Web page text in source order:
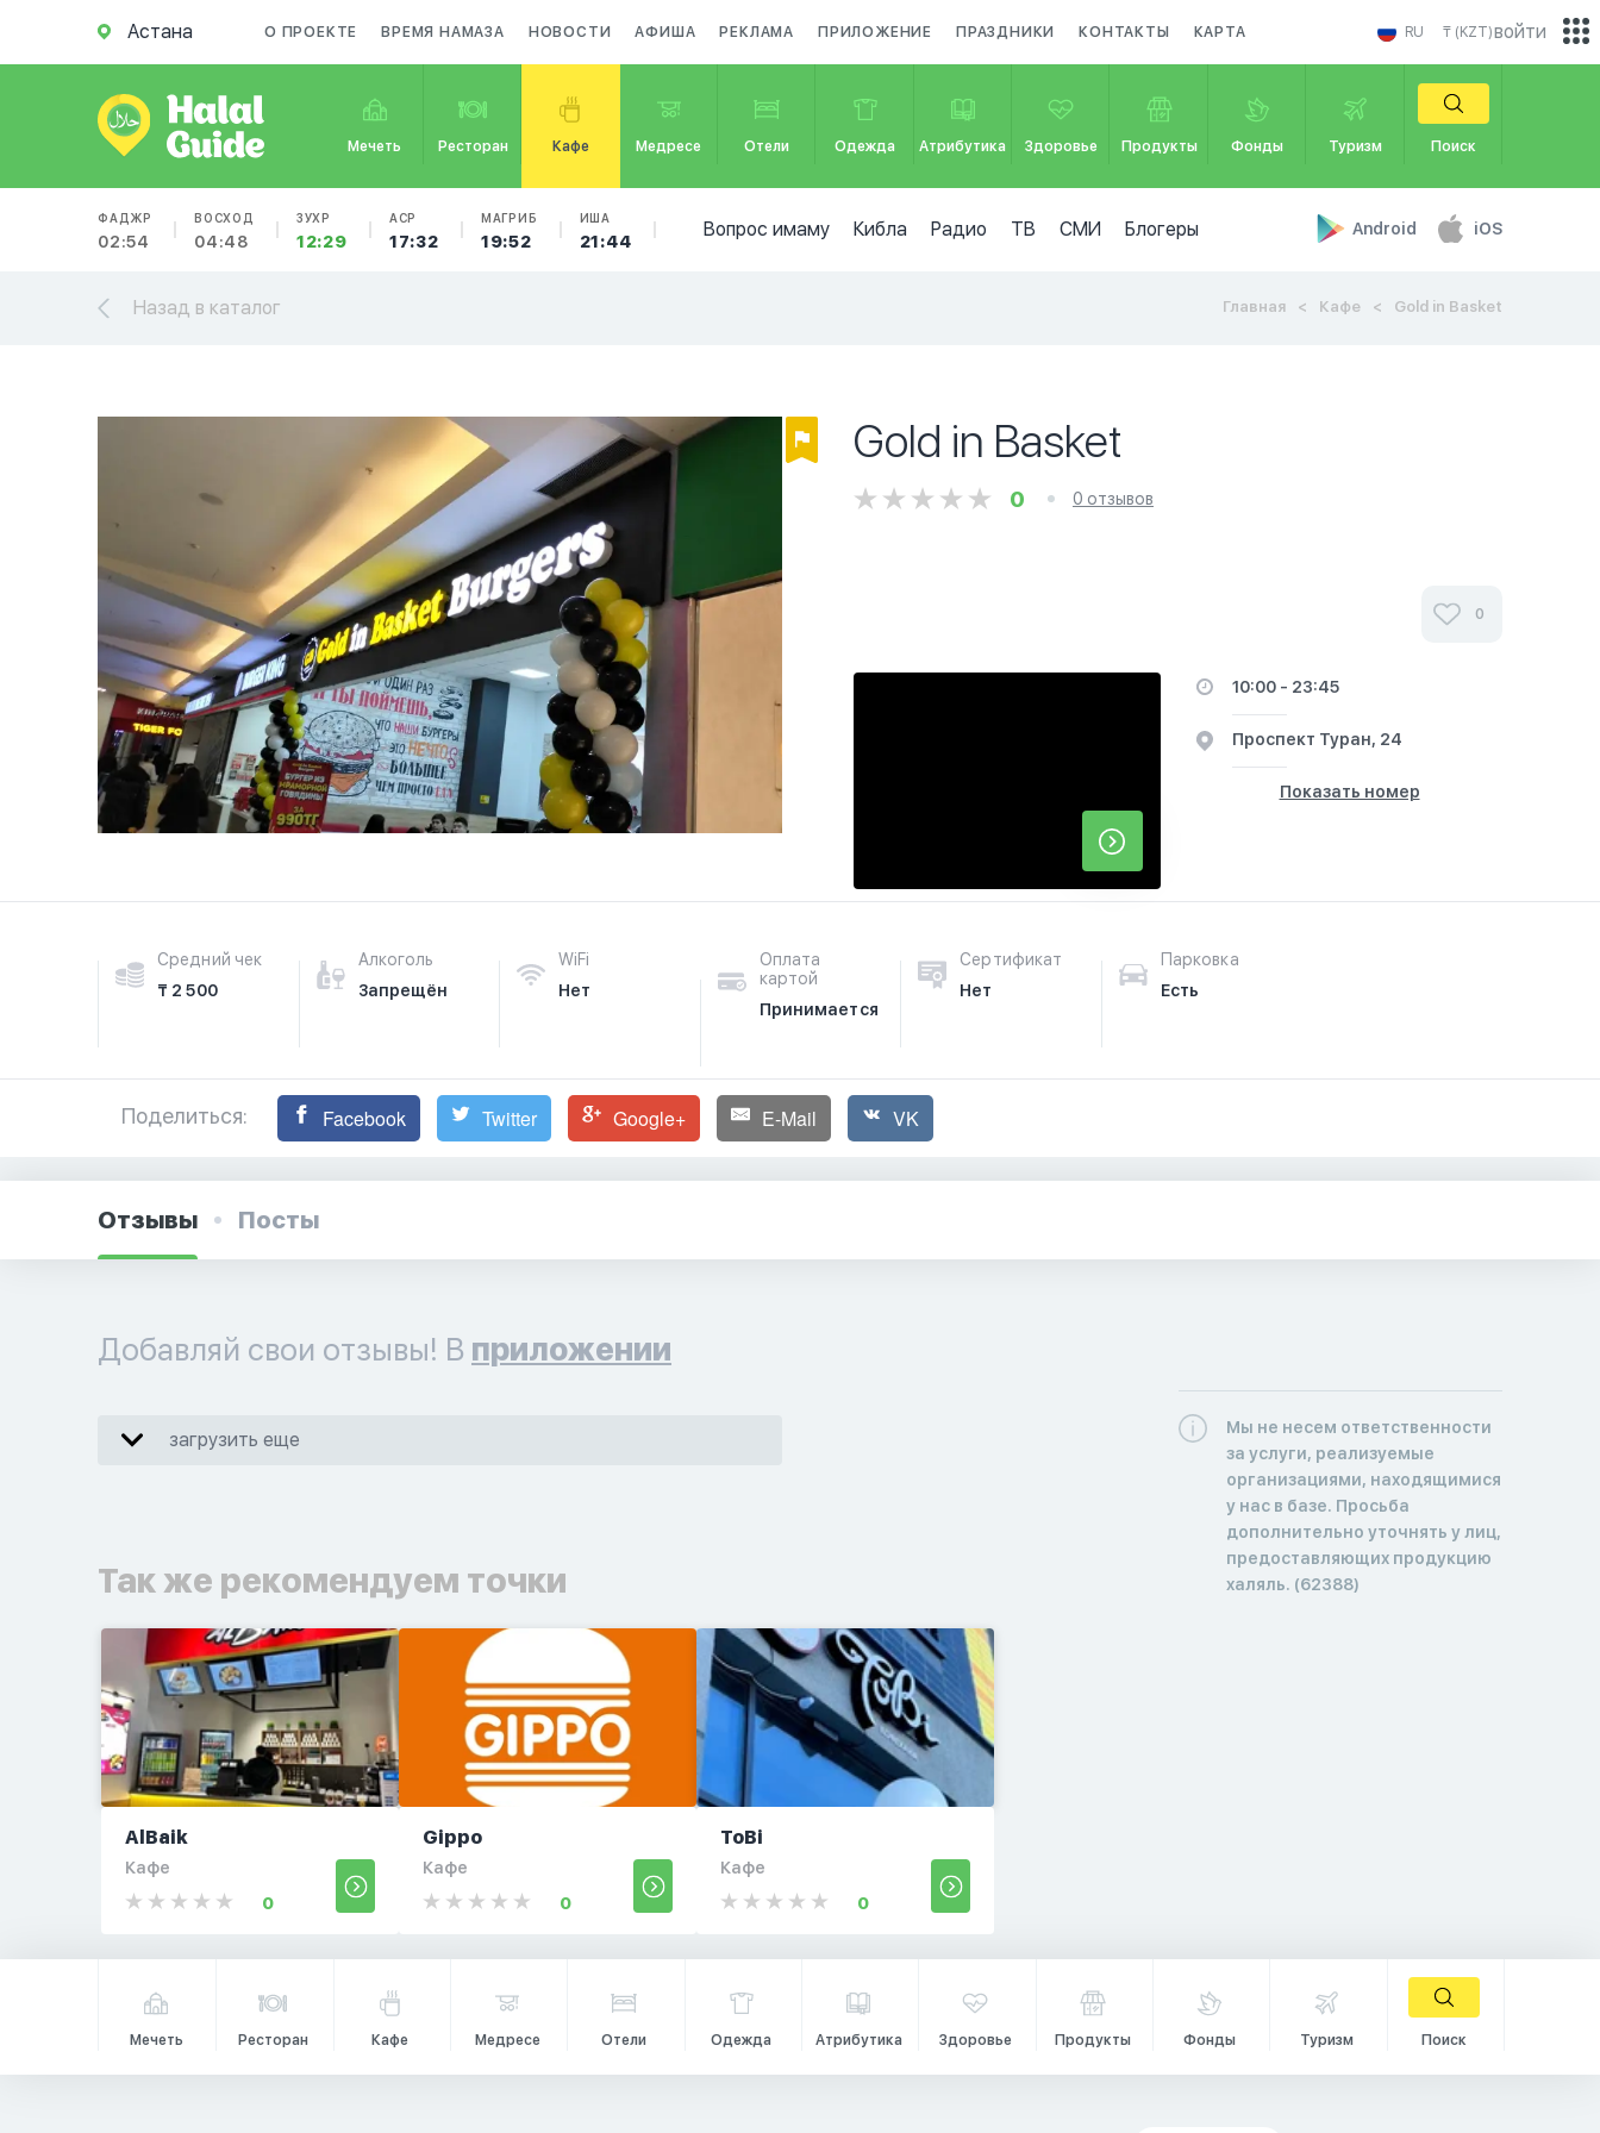
Астана О ПРОЕКТЕ ВРЕМЯ НАМАЗА НОВОСТИ АФИША РЕКЛАМА ПРИЛОЖЕНИЕ ПРАЗДНИКИ КОНТАКТЫ КАРТА RU ₸ (KZT)
Мечеть Ресторан Кафе Медресе Отели Одежда Атрибутика Здоровье Продукты Фонды Туризм Поиск
ФАДЖР
02:54
ВОСХОД
04:48
ЗУХР
12:29
АСР
17:32
МАГРИБ
19:52
ИША
21:44
Вопрос имаму Кибла Радио ТВ СМИ Блогеры Android iOS
войти
Назад в каталог Главная Кафе Gold in Basket
Gold in Basket
0 0 отзывов
0
10:00 - 23:45
​Проспект Туран, 24
Показать номер
Средний чек
₸ 2 500
Алкоголь
Запрещён
WiFi
Нет
Оплата
картой
Принимается
Сертификат
Нет
Парковка
Есть
Поделиться: Facebook Twitter Google+ E-Mail VK
Отзывы Посты
Добавляй свои отзывы! В приложении
загрузить еще
Так же рекомендуем точки
AlBaik
Кафе
0
Gippo
Кафе
0
ToBi
Кафе
0
Мы не несем ответственности
за услуги, реализуемые
организациями, находящимися
у нас в базе. Просьба
дополнительно уточнять у лиц,
предоставляющих продукцию
халяль. (62388)
Мечеть Ресторан Кафе Медресе Отели Одежда Атрибутика Здоровье Продукты Фонды Туризм Поиск